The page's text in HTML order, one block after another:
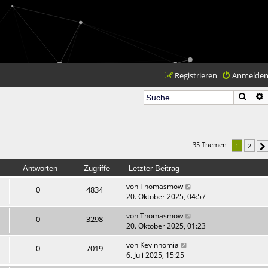
Anmelden
Registrieren
35 Themen 1 2
Antworten Zugriffe Letzter Beitrag
0 4834 vonThomasmow
20. Oktober 2025, 04:57
0 3298 vonThomasmow
20. Oktober 2025, 01:23
0 7019 von Kevinnomia
6. Juli 2025, 15:25